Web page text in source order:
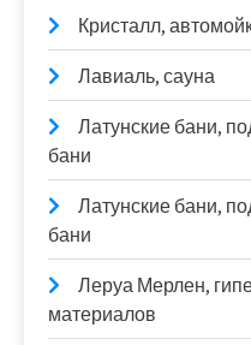
Кристалл,
Лавиаль, сауна
Латунские бани,
бани
Латунские бани,
бани
Леруа Мерлен,
материалов